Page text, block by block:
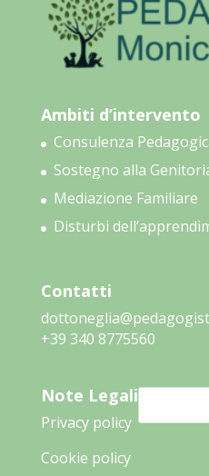
Ambiti d’intervento
Consulenza
Sostegno alla
Mediazione Familiare
Disturbi
Contatti
‭+39 340 8775560‬
Note Legali
Privacy policy
Cookie policy